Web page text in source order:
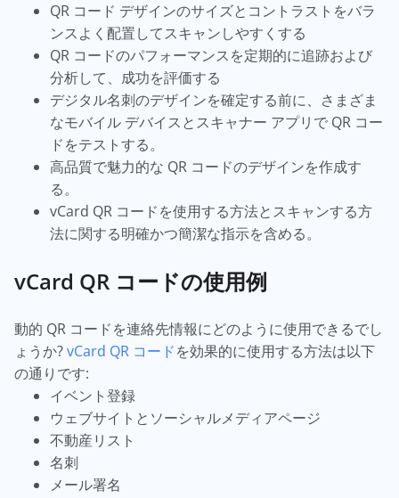
QR コード デザインのサイズとコントラストをバラ
ンスよく配置してスキャンしやすくする
QR コードのパフォーマンスを定期的に追跡および
分析して、成功を評価する
デジタル名刺のデザインを確定する前に、さまざま
なモバイル デバイスとスキャナー アプリで QR コー
ドをテストする。
高品質で魅力的な QR コードのデザインを作成す
る。
vCard QR コードを使用する方法とスキャンする方
法に関する明確かつ簡潔な指示を含める。
vCard QR コードの使用例
動的 QR コードを連絡先情報にどのように使用できるでし
ょうか?vCard QR コードを効果的に使用する方法は以下
の通りです:
イベント登録
ウェブサイトとソーシャルメディアページ
不動産リスト
名刺
メール署名